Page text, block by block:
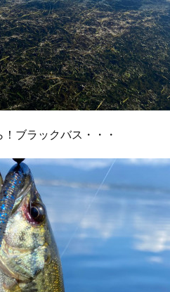
ブラックバス・・・